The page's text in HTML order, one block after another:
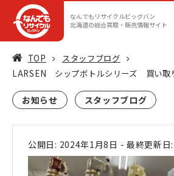
なんでもリサイクルビッグバン
北海道の総合買取・販売情報サイト
TOP
スタッフブログ
LARSEN シップボトルシリーズ 買い取
お知らせ スタッフブログ
公開日: 2024年1月8日 - 最終更新日